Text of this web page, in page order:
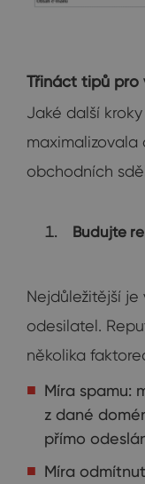
Třináct tipů pro
Jaké další
obchodních
Budujte
Nejdůležitější
odesilatel.
několika
Míra spamu:
z dané
přímo
Míra